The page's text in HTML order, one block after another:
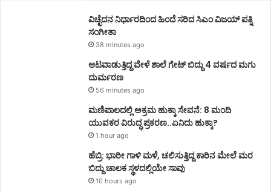
ವಿಚ್ಛೆದನ ನಿರ್ಧಾರದಿಂದ ಹಿಂದೆ ಸರಿದ ಸಿಎಂ ವಿಜಯ್ ಪತ್ನಿ
ಸಂಗೀತಾ
38 minutes ago
ಆಟವಾಡುತ್ತಿದ್ದ ವೇಳೆ ಶಾಲೆ ಗೇಟ್ ಬಿದ್ದು 4 ವರ್ಷದ ಮಗು
ದುರ್ಮರಣ
56 minutes ago
ಮಣಿಪಾಲದಲ್ಲಿ ಅಕ್ರಮ ಹುಕ್ಕಾ ಸೇವನೆ: 8 ಮಂದಿ
ಯುವಕರ ವಿರುದ್ಧ ಪ್ರಕರಣ..ಏನಿದು ಹುಕ್ಕಾ?
1 hour ago
ಹೆಬ್ರಿ: ಭಾರೀ ಗಾಳಿ ಮಳೆ, ಚಲಿಸುತ್ತಿದ್ದ ಕಾರಿನ ಮೇಲೆ ಮರ
ಬಿದ್ದು ಚಾಲಕ ಸ್ಥಳದಲ್ಲಿಯೇ ಸಾವು
10 hours ago